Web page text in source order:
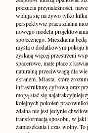
poczucia przynależności,
widują się na żywo tylko
perspektywie praca zdalna
nowego modelu
społecznego. Mieszkania
myślą o dodatkowym pokoju
zyskają więcej przestrzeni
spacerowe, małe place z
naturalną przeciwwagą dla
ekranem. Miasta, które
infrastrukturę cyfrową oraz
mogą stać się
kolejnych pokoleń
zdalna nie jest jedynie
transformacją sposobu, w jaki
zamieszkania i czas wolny.